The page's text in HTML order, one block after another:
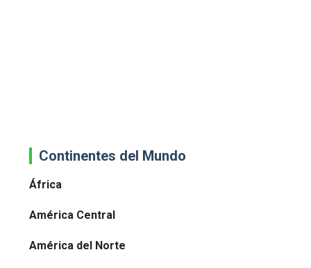
Continentes del Mundo
África
América Central
América del Norte